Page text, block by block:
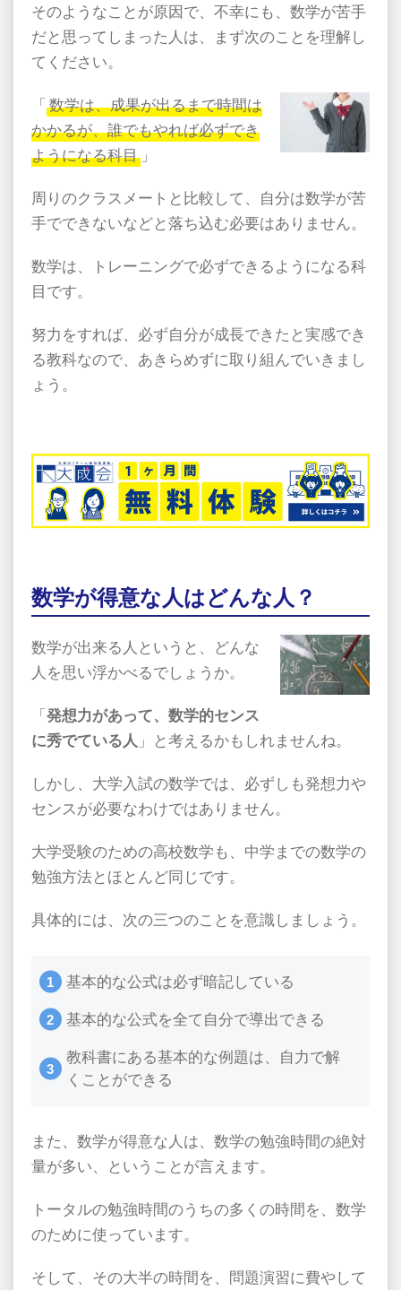
そのようなことが原因で、不幸にも、数学が苦手
だと思ってしまった人は、まず次のことを理解し
てください。
「 数学は、成果が出るまで時間は
かかるが、誰でもやれば必ずでき
ようになる科目 」
周りのクラスメートと比較して、自分は数学が苦
手でできないなどと落ち込む必要はありません。
数学は、トレーニングで必ずできるようになる科
目です。
努力をすれば、必ず自分が成長できたと実感でき
る教科なので、あきらめずに取り組んでいきまし
ょう。
数学が得意な人はどんな人？
数学が出来る人というと、どんな
人を思い浮かべるでしょうか。
「 発想力があって、数学的センス
に秀でている人 」と考えるかもしれませんね。
しかし、大学入試の数学では、必ずしも発想力や
センスが必要なわけではありません。
大学受験のための高校数学も、中学までの数学の
勉強方法とほとんど同じです。
具体的には、次の三つのことを意識しましょう。
基本的な公式は必ず暗記している
基本的な公式を全て自分で導出できる
教科書にある基本的な例題は、自力で解
くことができる
また、数学が得意な人は、数学の勉強時間の絶対
量が多い、ということが言えます。
トータルの勉強時間のうちの多くの時間を、数学
のために使っています。
そして、その大半の時間を、問題演習に費やして